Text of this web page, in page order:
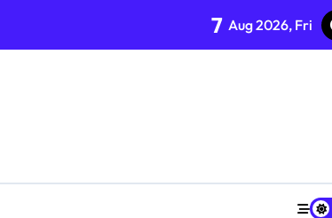
7 Aug 2026, Fri